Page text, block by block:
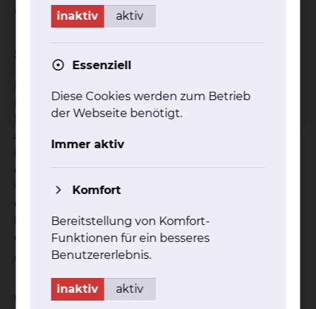
ausgelöst durch Diabetes oder Bluthochdruck.
Symptome
Patienten meist eine schmerzlose
Sehverschlechterung sowie Trübungen, die sich
als Mückenschwarm oder Rußregen beschreiben
lassen. Entzündungen im Glaskörper sind leider
oft mit Schmerzen verbunden, auch hierbei
verschlechtert sich die Sehkraft. Die Symptome
einer Netzhautablösung beschreiben die
Patientinnen und Patienten oft mit „Blitzen“ und
einer zunehmenden „schwarzen Wand“ oder
„schwarzen Schatten“.
Wie ist der Ablauf der Operation?
inaktiv aktiv
Essenziell
Diese Cookies werden zum Betrieb
der Webseite benötigt.
Immer aktiv
Komfort
Bereitstellung von Komfort-
Funktionen für ein besseres
Benutzererlebnis.
inaktiv aktiv